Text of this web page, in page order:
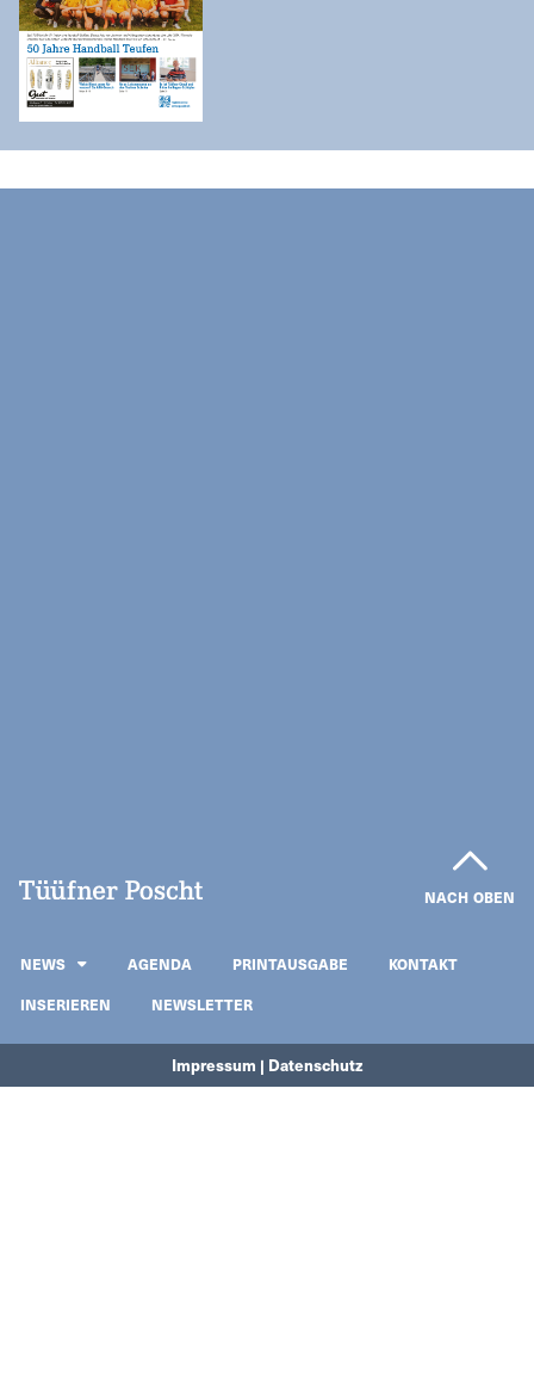
NACH OBEN
NEWS AGENDA PRINTAUSGABE
KONTAKT
INSERIEREN
NEWSLETTER
Impressum | Datenschutz